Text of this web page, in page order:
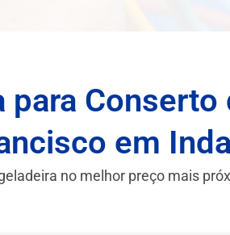
Conserto
em
no melhor preço mais